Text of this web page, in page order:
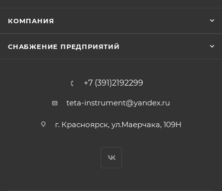
КОМПАНИЯ
СНАБЖЕНИЕ ПРЕДПРИЯТИЙ
+7 (391)2192299
teta-instrument@yandex.ru
г. Красноярск, ул.Маерчака, 109Н